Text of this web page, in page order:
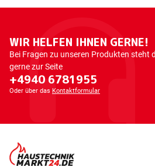
WIR HELFEN IHNEN GERNE!
Bei Fragen zu unseren Produkten steht
gerne zur Seite
+4940 6781955
Oder über das Kontaktformular